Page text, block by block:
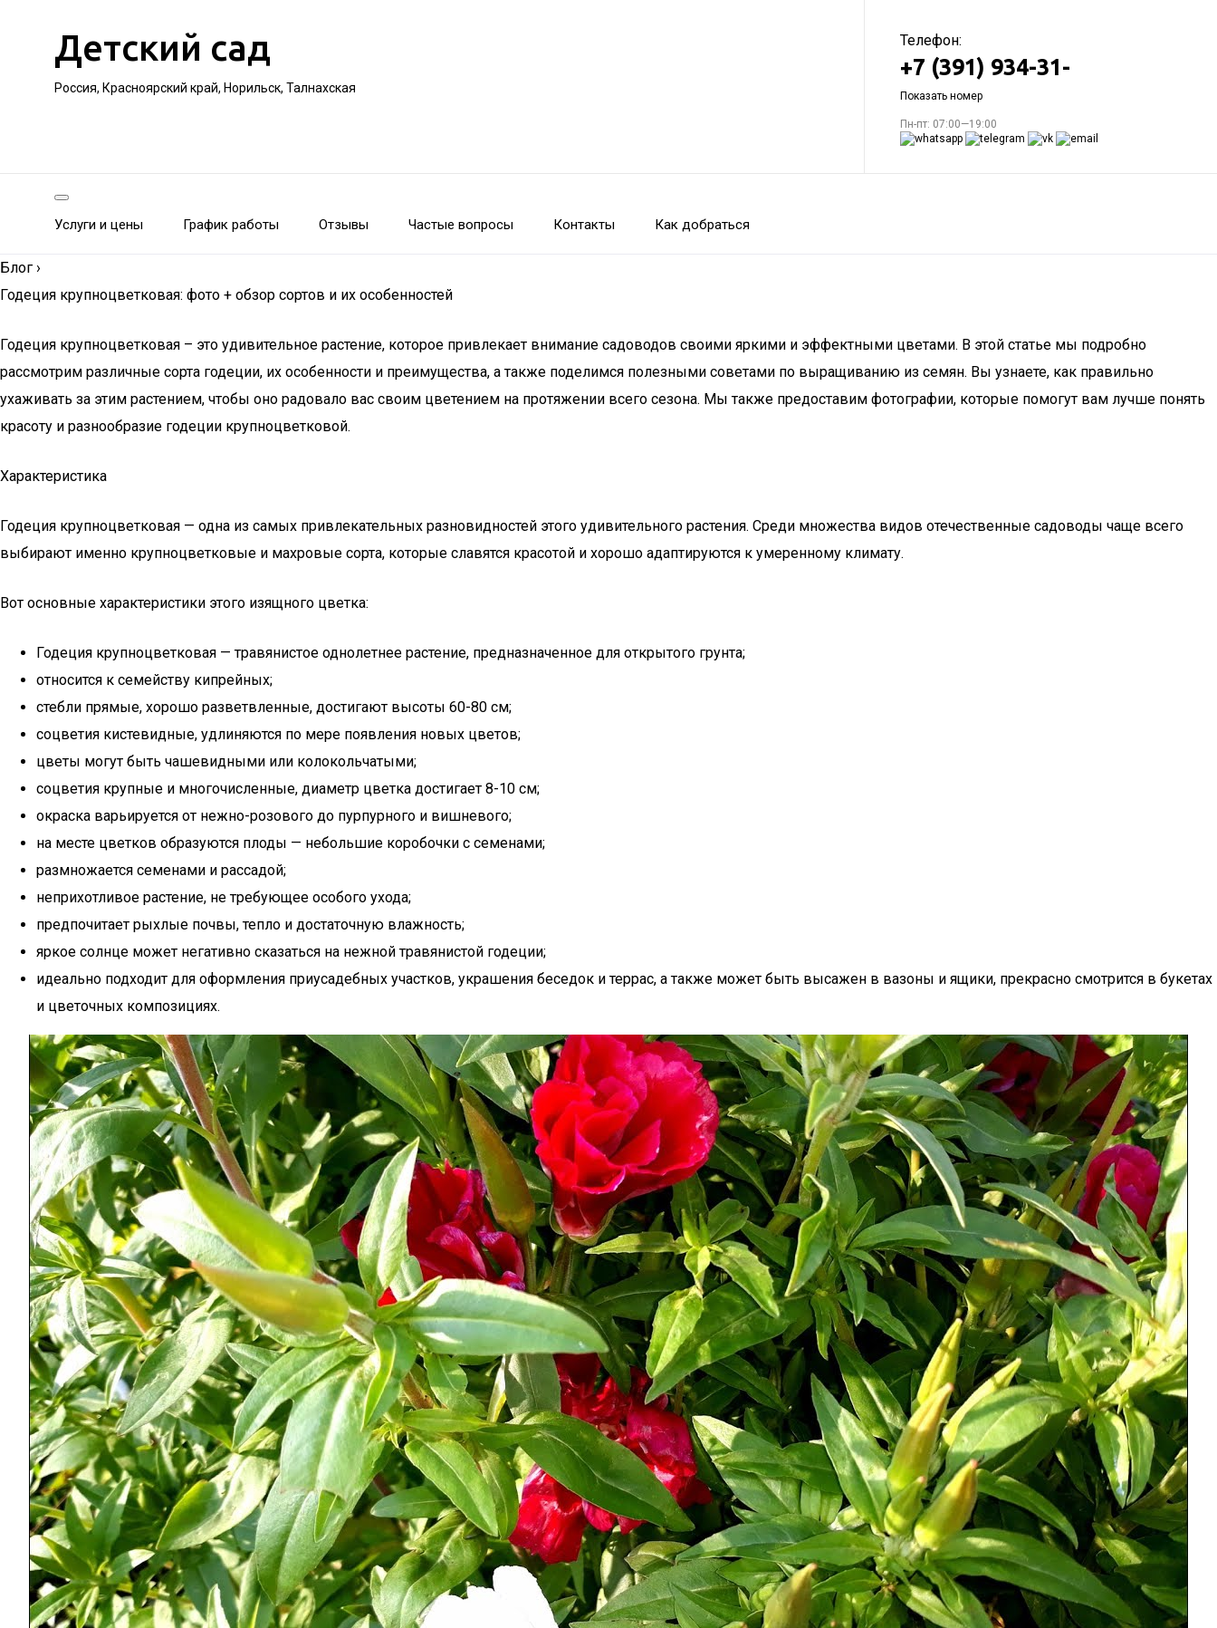
Детский сад
Россия, Красноярский край, Норильск, Талнахская
Телефон:
+7 (391) 934-31-
Показать номер
Пн-пт: 07:00—19:00
Услуги и цены График работы Отзывы Частые вопросы Контакты Как добраться
Блог ›
Годеция крупноцветковая: фото + обзор сортов и их особенностей
Годеция крупноцветковая – это удивительное растение, которое привлекает внимание садоводов своими яркими и эффектными цветами. В этой статье мы подробно
рассмотрим различные сорта годеции, их особенности и преимущества, а также поделимся полезными советами по выращиванию из семян. Вы узнаете, как правильно
ухаживать за этим растением, чтобы оно радовало вас своим цветением на протяжении всего сезона. Мы также предоставим фотографии, которые помогут вам лучше понять
красоту и разнообразие годеции крупноцветковой.
Характеристика
Годеция крупноцветковая — одна из самых привлекательных разновидностей этого удивительного растения. Среди множества видов отечественные садоводы чаще всего
выбирают именно крупноцветковые и махровые сорта, которые славятся красотой и хорошо адаптируются к умеренному климату.
Вот основные характеристики этого изящного цветка:
Годеция крупноцветковая — травянистое однолетнее растение, предназначенное для открытого грунта;
относится к семейству кипрейных;
стебли прямые, хорошо разветвленные, достигают высоты 60-80 см;
соцветия кистевидные, удлиняются по мере появления новых цветов;
цветы могут быть чашевидными или колокольчатыми;
соцветия крупные и многочисленные, диаметр цветка достигает 8-10 см;
окраска варьируется от нежно-розового до пурпурного и вишневого;
на месте цветков образуются плоды — небольшие коробочки с семенами;
размножается семенами и рассадой;
неприхотливое растение, не требующее особого ухода;
предпочитает рыхлые почвы, тепло и достаточную влажность;
яркое солнце может негативно сказаться на нежной травянистой годеции;
идеально подходит для оформления приусадебных участков, украшения беседок и террас, а также может быть высажен в вазоны и ящики, прекрасно смотрится в букетах
и цветочных композициях.